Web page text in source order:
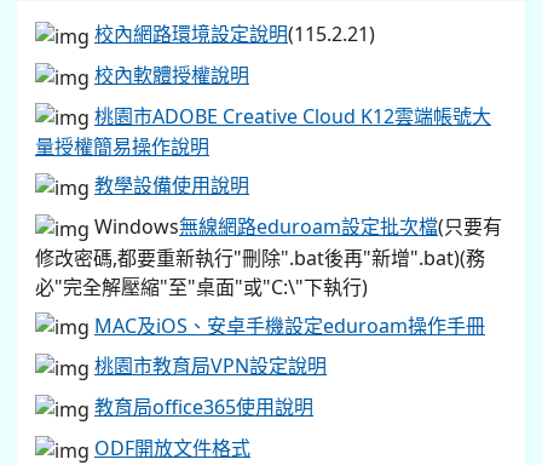
校內網路環境設定說明(115.2.21)
校內軟體授權說明
桃園市ADOBE Creative Cloud K12雲端帳號大
量授權簡易操作說明
教學設備使用說明
Windows無線網路eduroam設定批次檔(只要有
修改密碼,都要重新執行"刪除".bat後再"新增".bat)(務
必"完全解壓縮"至"桌面"或"C:\"下執行)
MAC及iOS、安卓手機設定eduroam操作手冊
桃園市教育局VPN設定說明
教育局office365使用說明
ODF開放文件格式